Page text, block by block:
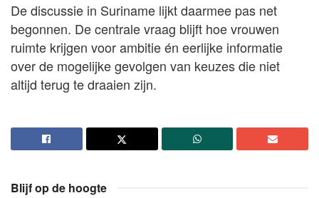
De discussie in Suriname lijkt daarmee pas net
begonnen. De centrale vraag blijft hoe vrouwen
ruimte krijgen voor ambitie én eerlijke informatie
over de mogelijke gevolgen van keuzes die niet
altijd terug te draaien zijn.
Blijf op de hoogte